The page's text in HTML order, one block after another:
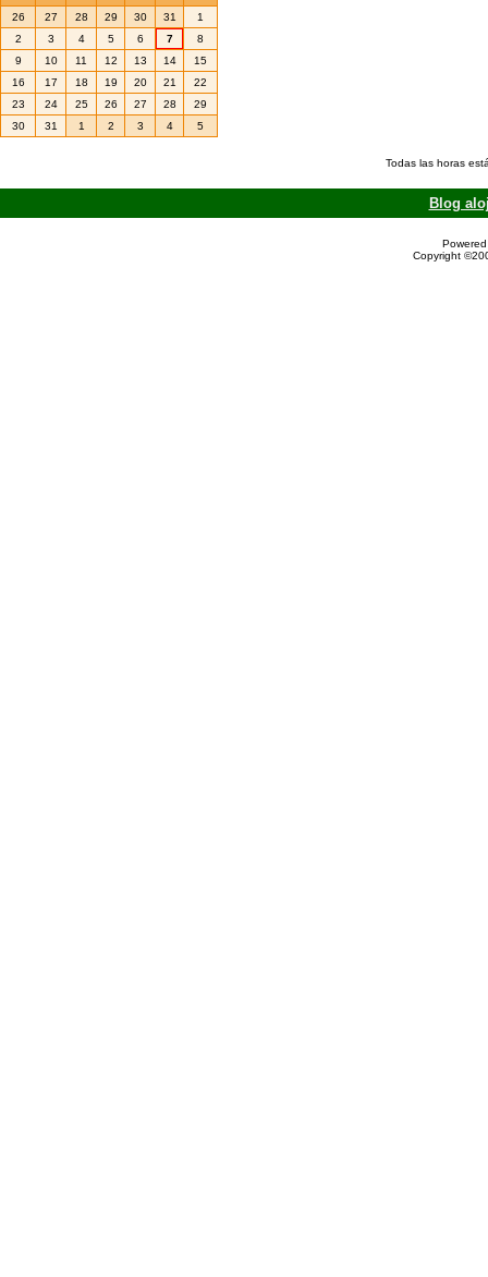
26
27 28 29 30 31
1
2
3 4 5 6 7
8
9
10 11 12 13 14
15
16
17 18 19 20 21
22
23
24 25 26 27 28
29
30
31 1 2 3 4 5
Todas las horas
Blog
Copyright